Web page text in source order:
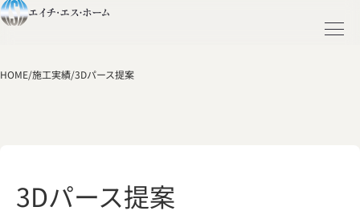
HOME/施工実績/3Dパース提案
3Dパース提案